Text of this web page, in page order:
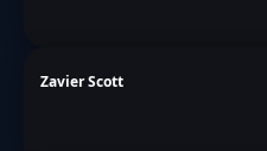
Zavier Scott